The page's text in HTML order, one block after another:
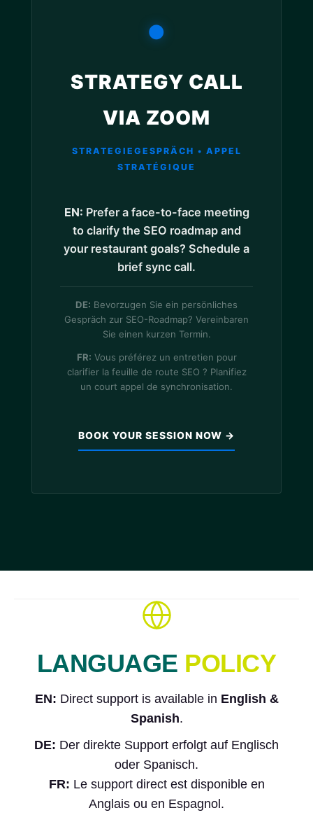
●
STRATEGY CALL
VIA ZOOM
STRATEGIEGESPRÄCH • APPEL
STRATÉGIQUE
EN: Prefer a face-to-face meeting
to clarify the SEO roadmap and
your restaurant goals? Schedule a
brief sync call.
DE: Bevorzugen Sie ein persönliches
Gespräch zur SEO-Roadmap? Vereinbaren
Sie einen kurzen Termin.
FR: Vous préférez un entretien pour
clarifier la feuille de route SEO ? Planifiez
un court appel de synchronisation.
BOOK YOUR SESSION NOW →
LANGUAGE POLICY
EN: Direct support is available in English &
Spanish.
DE: Der direkte Support erfolgt auf Englisch
oder Spanisch.
FR: Le support direct est disponible en
Anglais ou en Espagnol.